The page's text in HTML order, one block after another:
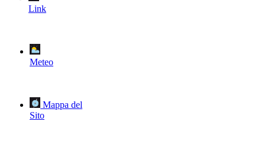
Link
Meteo
Mappa del
Sito